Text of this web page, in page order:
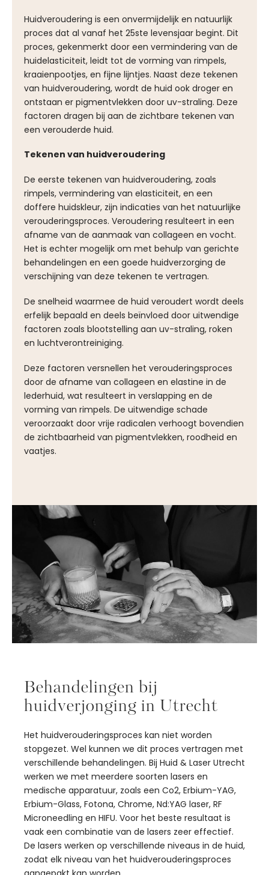
Huidveroudering is een onvermijdelijk en natuurlijk
proces dat al vanaf het 25ste levensjaar begint. Dit
proces, gekenmerkt door een vermindering van de
huidelasticiteit, leidt tot de vorming van rimpels,
kraaienpootjes, en fijne lijntjes. Naast deze tekenen
van huidveroudering, wordt de huid ook droger en
ontstaan er pigmentvlekken door uv-straling. Deze
factoren dragen bij aan de zichtbare tekenen van
een verouderde huid.
Tekenen van huidveroudering
De eerste tekenen van huidveroudering, zoals
rimpels, vermindering van elasticiteit, en een
doffere huidskleur, zijn indicaties van het natuurlijke
verouderingsproces. Veroudering resulteert in een
afname van de aanmaak van collageen en vocht.
Het is echter mogelijk om met behulp van gerichte
behandelingen en een goede huidverzorging de
verschijning van deze tekenen te vertragen.
De snelheid waarmee de huid veroudert wordt deels
erfelijk bepaald en deels beïnvloed door uitwendige
factoren zoals blootstelling aan uv-straling, roken
en luchtverontreiniging.
Deze factoren versnellen het verouderingsproces
door de afname van collageen en elastine in de
lederhuid, wat resulteert in verslapping en de
vorming van rimpels. De uitwendige schade
veroorzaakt door vrije radicalen verhoogt bovendien
de zichtbaarheid van pigmentvlekken, roodheid en
vaatjes.
Behandelingen bij
huidverjonging in Utrecht
Het huidverouderingsproces kan niet worden
stopgezet. Wel kunnen we dit proces vertragen met
verschillende behandelingen. Bij Huid & Laser Utrecht
werken we met meerdere soorten lasers en
medische apparatuur, zoals een Co2, Erbium-YAG,
Erbium-Glass, Fotona, Chrome, Nd:YAG laser, RF
Microneedling en HIFU. Voor het beste resultaat is
vaak een combinatie van de lasers zeer effectief.
De lasers werken op verschillende niveaus in de huid,
zodat elk niveau van het huidverouderingsproces